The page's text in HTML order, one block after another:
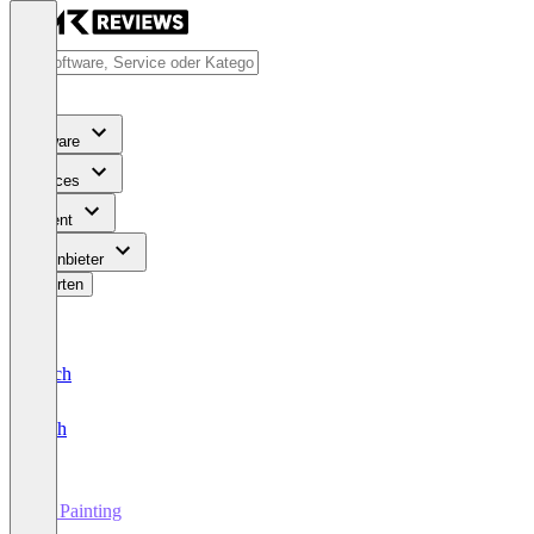
Software
Services
Content
Für Anbieter
Bewerten
Deutsch
English
3D Painting